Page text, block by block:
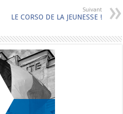
Suivant
LE CORSO DE LA JEUNESSE !